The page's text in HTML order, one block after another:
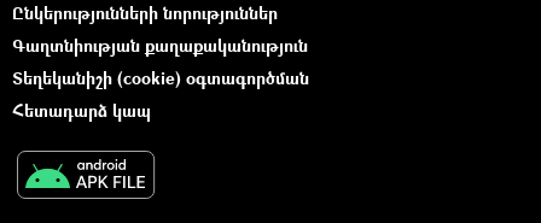
Ընկերությունների նորություններ
Գաղտնիության քաղաքականություն
Տեղեկանիշի (cookie) օգտագործման
Հետադարձ կապ